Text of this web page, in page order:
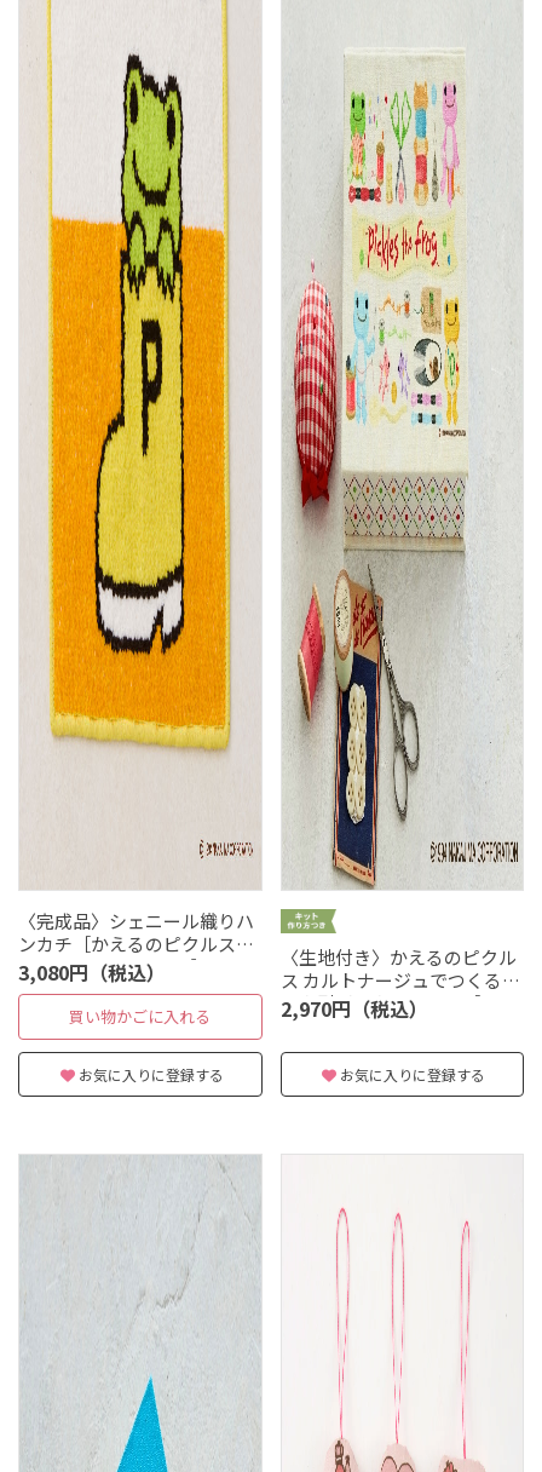
〈完成品〉シェニール織りハ
ンカチ［かえるのピクルス／
always smile comics］
3,080円（税込）
買い物かごに入れる
お気に入りに登録する
〈生地付き〉かえるのピクル
ス カルトナージュでつくるブ
ック型ボックスキット［ソー
イング柄］
2,970円（税込）
お気に入りに登録する